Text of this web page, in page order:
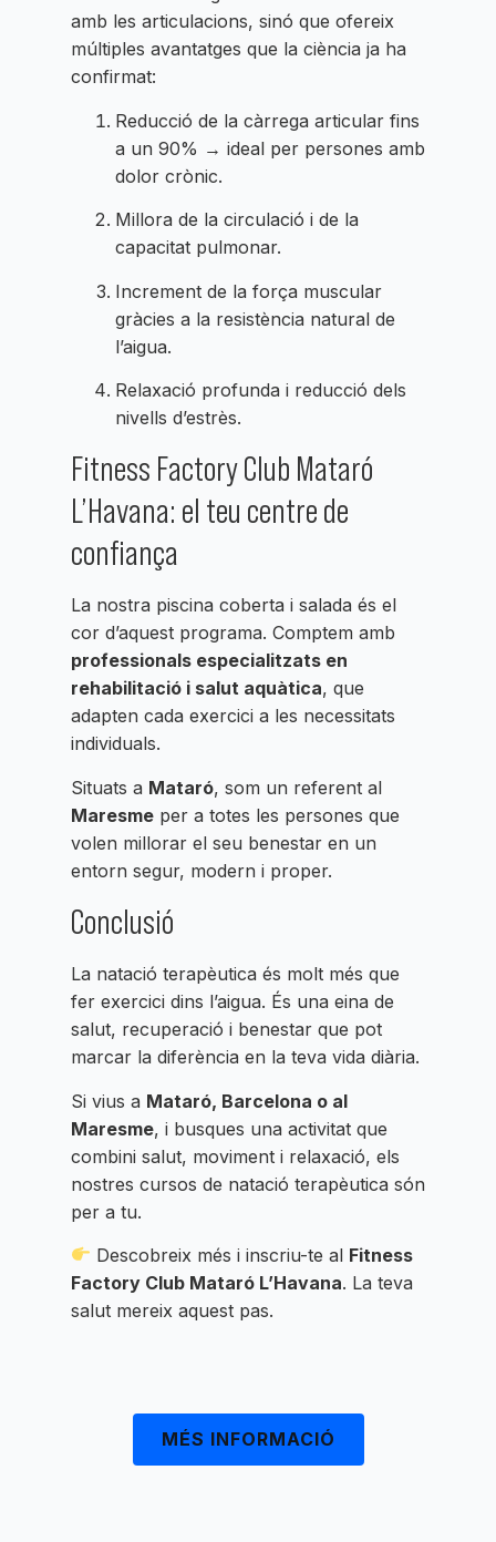
amb les articulacions, sinó que ofereix
múltiples avantatges que la ciència ja ha
confirmat:
Reducció de la càrrega articular fins
a un 90% → ideal per persones amb
dolor crònic.
Millora de la circulació i de la
capacitat pulmonar.
Increment de la força muscular
gràcies a la resistència natural de
l’aigua.
Relaxació profunda i reducció dels
nivells d’estrès.
Fitness Factory Club Mataró
L’Havana: el teu centre de
confiança
La nostra piscina coberta i salada és el
cor d’aquest programa. Comptem amb
professionals especialitzats en
rehabilitació i salut aquàtica, que
adapten cada exercici a les necessitats
individuals.
Situats a Mataró, som un referent al
Maresme per a totes les persones que
volen millorar el seu benestar en un
entorn segur, modern i proper.
Conclusió
La natació terapèutica és molt més que
fer exercici dins l’aigua. És una eina de
salut, recuperació i benestar que pot
marcar la diferència en la teva vida diària.
Si vius a Mataró, Barcelona o al
Maresme, i busques una activitat que
combini salut, moviment i relaxació, els
nostres cursos de natació terapèutica són
per a tu.
Descobreix més i inscriu-te al Fitness
Factory Club Mataró L’Havana. La teva
salut mereix aquest pas.
MÉS INFORMACIÓ